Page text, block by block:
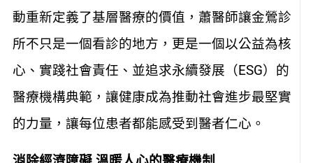
動重新定義了基層醫療的價值，蕭醫師讓金鶯診
所不只是一個看診的地方，更是一個以公益為核
心、實踐社會責任、並追求永續發展（ESG）的
醫療機構典範，讓健康成為推動社會進步最堅實
的力量，讓每位患者都能感受到醫者仁心。